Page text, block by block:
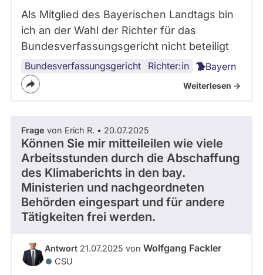
Als Mitglied des Bayerischen Landtags bin
ich an der Wahl der Richter für das
Bundesverfassungsgericht nicht beteiligt
Bundesverfassungsgericht Richter:in Bayern
Weiterlesen ->
Frage von Erich R. • 20.07.2025
Können Sie mir mitteileilen wie viele
Arbeitsstunden durch die Abschaffung
des Klimaberichts in den bay.
Ministerien und nachgeordneten
Behörden eingespart und für andere
Tätigkeiten frei werden.
Antwort 21.07.2025 von Wolfgang Fackler
CSU